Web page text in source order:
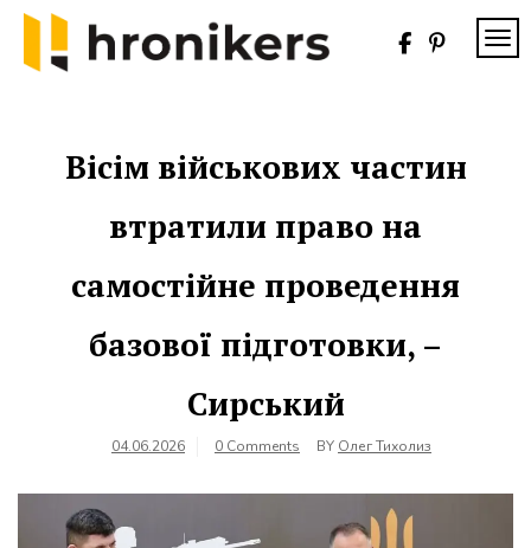
Skip
content
Вісім військових частин
втратили право на
самостійне проведення
базової підготовки, –
Сирський
04.06.2026 0 Comments BY Олег Тихолиз